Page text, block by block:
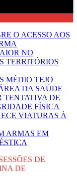
O ACESSO AOS
NO
TERRITÓRIOS
MÉDIO TEJO
DA SAÚDE
TENTATIVA DE
FÍSICA
VIATURAS À
ARMAS EM
DE
DE